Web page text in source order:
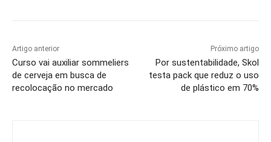
Artigo anterior
Curso vai auxiliar sommeliers
de cerveja em busca de
recolocação no mercado
Próximo artigo
Por sustentabilidade, Skol
testa pack que reduz o uso
de plástico em 70%